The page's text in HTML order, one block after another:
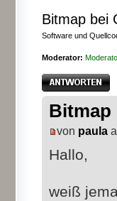
Bitmap bei
Software und
Moderator:
Antwort erstellen
Bitmap
von paula
Hallo,
weiß